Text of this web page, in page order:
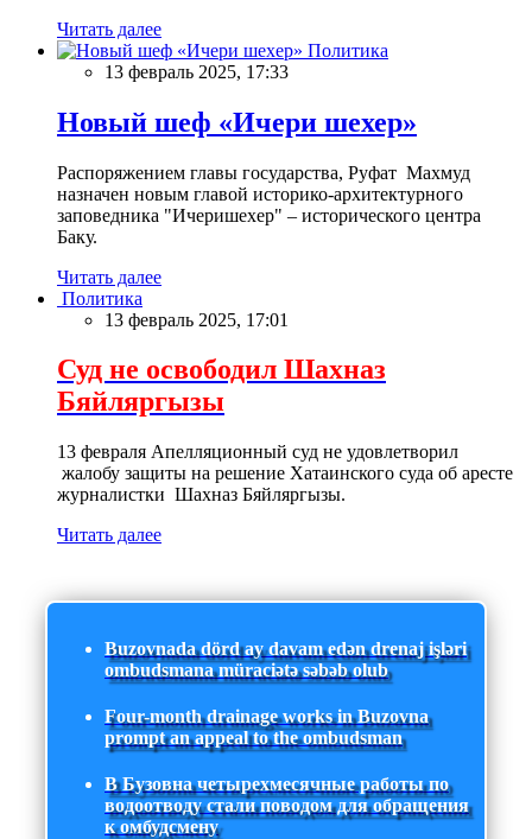
Читать далее
Политика
13 февраль 2025, 17:33
Новый шеф «Ичери шехер»
Распоряжением главы государства, Руфат Махмуд
назначен новым главой историко-архитектурного
заповедника "Ичеришехер" – исторического центра
Баку.
Читать далее
Политика
13 февраль 2025, 17:01
Суд не освободил Шахназ
Бяйляргызы
13 февраля Апелляционный суд не удовлетворил
жалобу защиты на решение Хатаинского суда об аресте
журналистки Шахназ Бяйляргызы.
Читать далее
Buzovnada dörd ay davam edən drenaj işləri
ombudsmana müraciətə səbəb olub
Four-month drainage works in Buzovna
prompt an appeal to the ombudsman
В Бузовна четырехмесячные работы по
водоотводу стали поводом для обращения
к омбудсмену